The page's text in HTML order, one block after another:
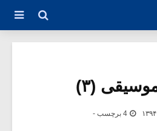
(۳)
4 برچسب -